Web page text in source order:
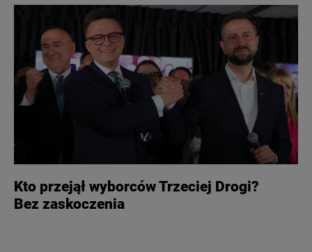
Kto przejął wyborców Trzeciej Drogi?
Bez zaskoczenia